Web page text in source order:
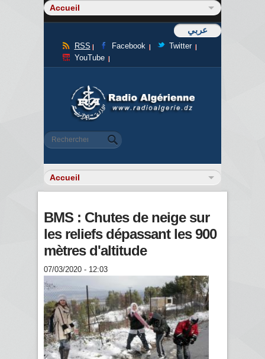
عربي
RSS Facebook
Twitter
YouTube
Formulaire de recherche
Rechercher
BMS : Chutes de neige sur
les reliefs dépassant les 900
mètres d'altitude
07/03/2020 - 12:03